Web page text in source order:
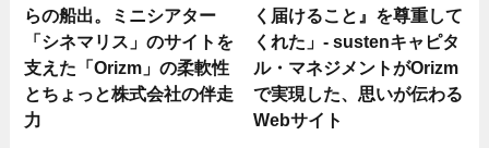
らの船出。ミニシアター
「シネマリス」のサイトを
支えた「Orizm」の柔軟性
とちょっと株式会社の伴走
力
く届けること』を尊重して
くれた」- sustenキャピタ
ル・マネジメントがOrizm
で実現した、思いが伝わる
Webサイト